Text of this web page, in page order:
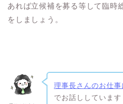
あれば立候補を募る等して臨時
をしましょう。
理事長さんのお仕事
でお話ししています